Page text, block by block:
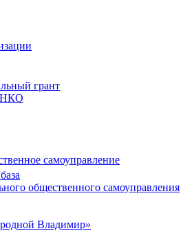
грант
НКО
самоуправление
общественного самоуправления
Владимир»